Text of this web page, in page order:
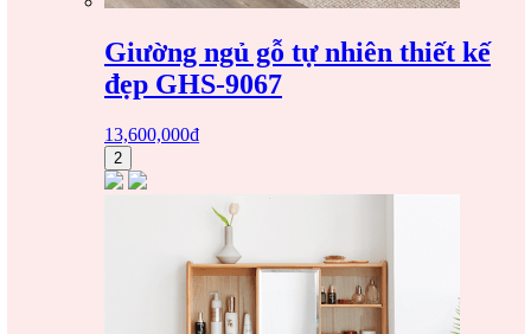
Giường ngủ gỗ tự nhiên thiết kế
đẹp GHS-9067
13,600,000₫
2